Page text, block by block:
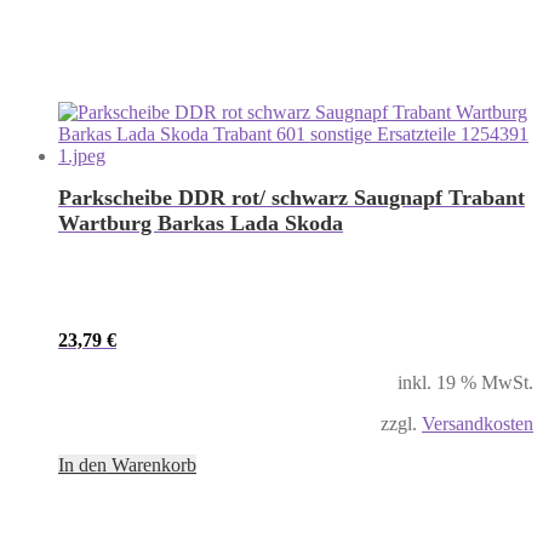
Parkscheibe DDR rot/ schwarz Saugnapf Trabant
Wartburg Barkas Lada Skoda
23,79 €
inkl. 19 % MwSt.
zzgl. Versandkosten
In den Warenkorb